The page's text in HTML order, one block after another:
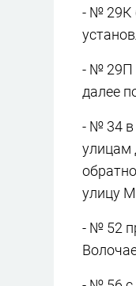
- № 29К
- № 29П
далее
- № 34 в
улицам
улицу
- № 52